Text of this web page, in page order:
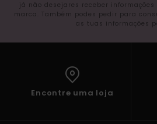
já não desejares receber informações
marca. Também podes pedir para
as tuas informações
Encontre uma loja